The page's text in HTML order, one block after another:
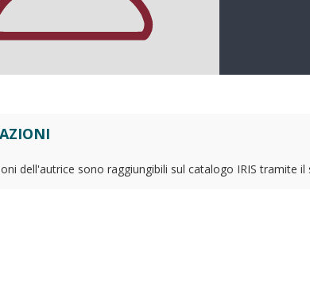
dell'autrice sono raggiungibili sul catalogo IRIS tramite il